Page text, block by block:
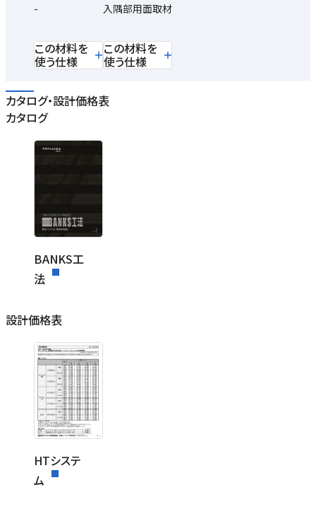
-
この材料を
使う仕様
入隅部用面取材
この材料を
使う仕様
カタログ・設計価格表
カタログ
BANKS工
法
設計価格表
HTシステ
ム